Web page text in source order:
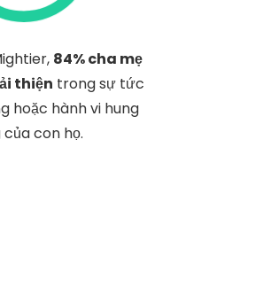
84% cha mẹ
thiện trong sự tức
hoặc hành vi hung
con họ.